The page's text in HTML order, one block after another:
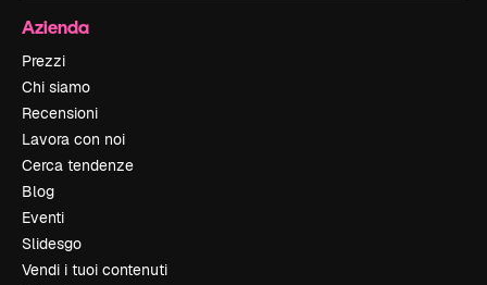
Azienda
Prezzi
Chi siamo
Recensioni
Lavora con noi
Cerca tendenze
Blog
Eventi
Slidesgo
Vendi i tuoi contenuti